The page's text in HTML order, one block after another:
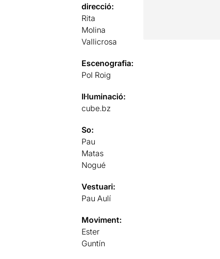
direcció:
Rita
Molina
Vallicrosa
Escenografia:
Pol Roig
Il·luminació:
cube.bz
So:
Pau
Matas
Nogué
Vestuari:
Pau Aulí
Moviment:
Ester
Guntín